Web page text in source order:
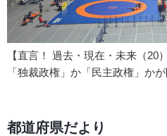
【直言！ 過去・現在・未来（20
「独裁政権」か「民主政権」か
都道府県だより